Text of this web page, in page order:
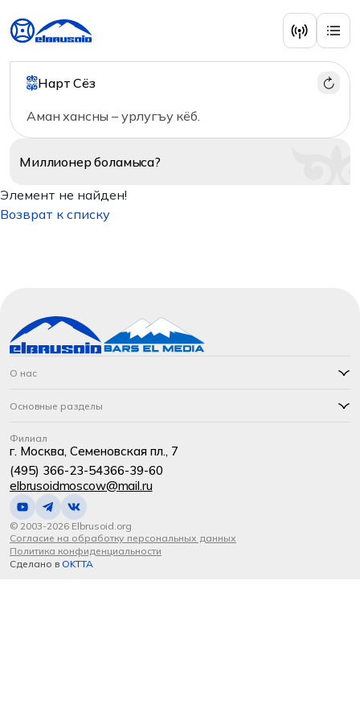
Нарт Сёз
Аман хансны – урлугъу кёб.
Миллионерболамыса?
Элемент не найден!
Возврат к списку
О нас
Основные разделы
Филиал
г. Москва, Семеновская пл., 7
(495) 366-23-54366-39-60
elbrusoidmoscow@mail.ru
© 2003-2026 Elbrusoid.org
Согласие на обработку персональных данных
Политика конфиденциальности
Сделано в OKTTA